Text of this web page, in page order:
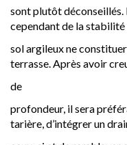
sont plutôt déconseillés.
cependant de la
sol argileux ne
terrasse. Après avoir
de
profondeur, il sera
tarière, d’intégrer un